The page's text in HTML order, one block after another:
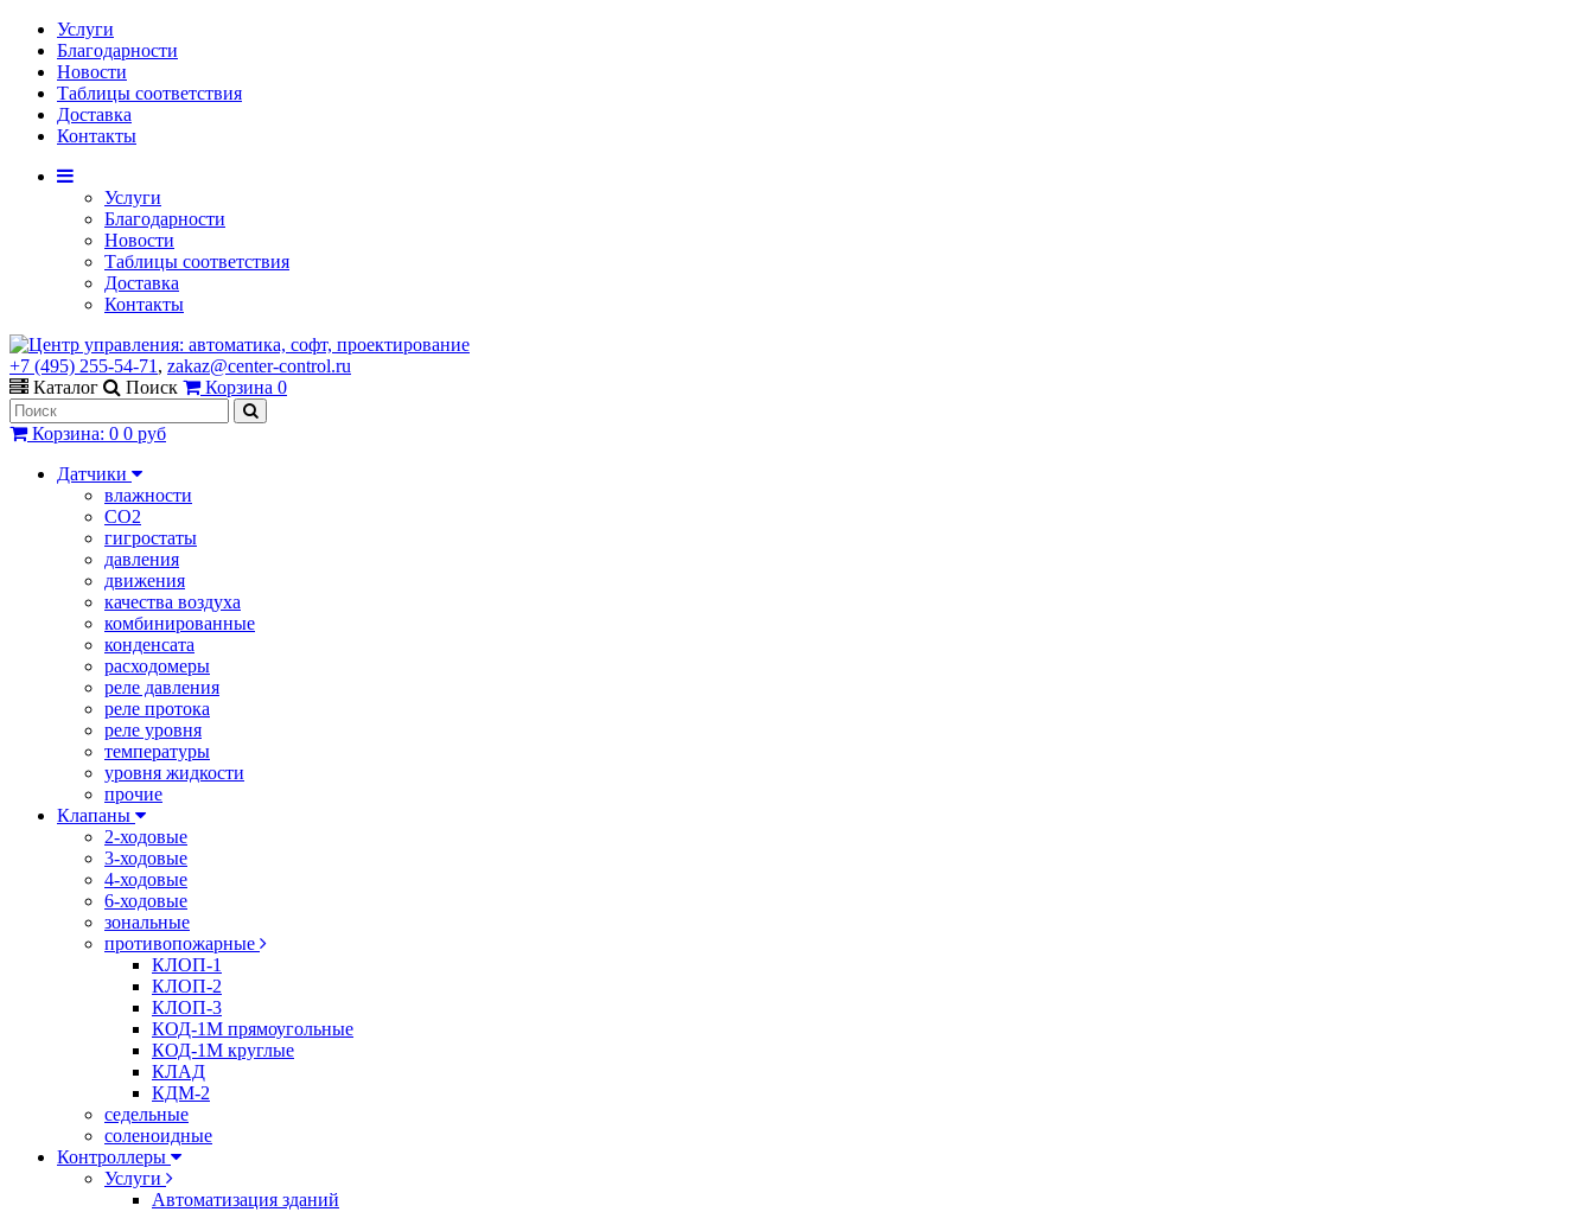
Услуги
Благодарности
Новости
Таблицы соответствия
Доставка
Контакты
Услуги
Благодарности
Новости
Таблицы соответствия
Доставка
Контакты
+7 (495) 255-54-71 , zakaz@center-control.ru
Каталог
Поиск Корзина 0
Корзина: 0 0 руб
Датчики
влажности
CO2
гигростаты
давления
движения
качества воздуха
комбинированные
конденсата
расходомеры
реле давления
реле протока
реле уровня
температуры
уровня жидкости
прочие
Клапаны
2-ходовые
3-ходовые
4-ходовые
6-ходовые
зональные
противопожарные
КЛОП-1
КЛОП-2
КЛОП-3
КОД-1М прямоугольные
КОД-1М круглые
КЛАД
КДМ-2
седельные
соленоидные
Контроллеры
Услуги
Автоматизация зданий